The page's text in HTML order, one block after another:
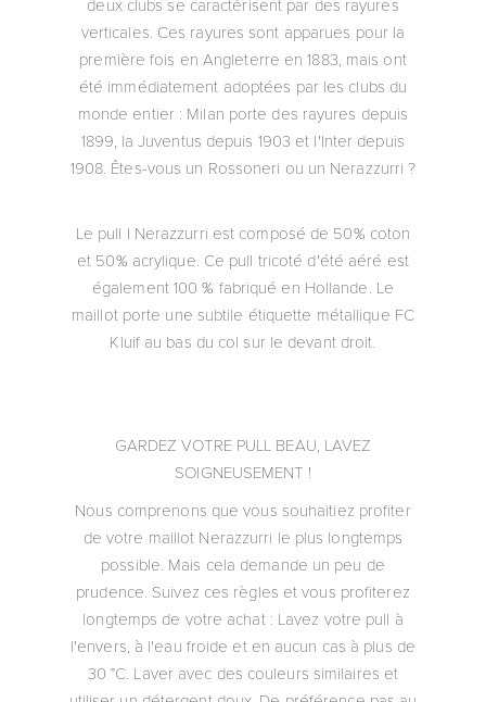
verticales. Ces rayures sont apparues pour la
première fois en Angleterre en 1883, mais ont
été immédiatement adoptées par les clubs du
monde entier : Milan porte des rayures depuis
1899, la Juventus depuis 1903 et l'Inter depuis
1908. Êtes-vous un Rossoneri ou un Nerazzurri ?
Le pull I Nerazzurri est composé de 50% coton
et 50% acrylique. Ce pull tricoté d'été aéré est
également 100 % fabriqué en Hollande. Le
maillot porte une subtile étiquette métallique FC
Kluif au bas du col sur le devant droit.
GARDEZ VOTRE PULL BEAU, LAVEZ
SOIGNEUSEMENT !
Nous comprenons que vous souhaitiez profiter
de votre maillot Nerazzurri le plus longtemps
possible. Mais cela demande un peu de
prudence. Suivez ces règles et vous profiterez
longtemps de votre achat : Lavez votre pull à
l'envers, à l'eau froide et en aucun cas à plus de
30 °C. Laver avec des couleurs similaires et